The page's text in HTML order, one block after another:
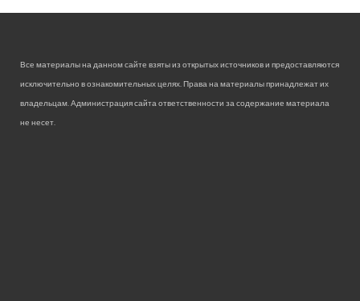
Все материалы на данном сайте взяты из открытых источников и предоставляются
исключительно в ознакомительных целях. Права на материалы принадлежат их
владельцам. Администрация сайта ответственности за содержание материала
не несет.